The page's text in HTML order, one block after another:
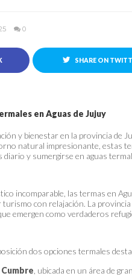
0
SHARE ON
en Aguas de Jujuy
y bienestar en la provincia de
natural impresionante, estas
diario y sumergirse en aguas
incomparable, las termas en
con relajación. La
emergen como verdaderos
dos opciones termales
, ubicada en un área de